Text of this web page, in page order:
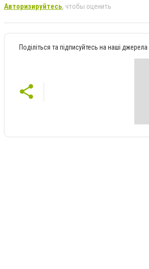
Авторизируйтесь, чтобы оценить
Поділіться та підписуйтесь на наші джерела